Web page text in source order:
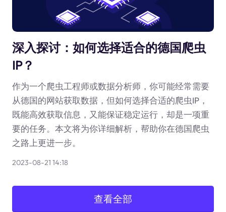
深入探讨：如何选择适合的德国爬虫
IP？
作为一个爬虫工程师或数据分析师，你可能经常需要
从德国的网站获取数据，但如何选择合适的爬虫IP，
既能高效获取信息，又能保证稳定运行，却是一项重
要的任务。本文将为你详细解析，帮助你在德国爬虫
之路上更进一步。
2023-08-21 14:18
查看全部